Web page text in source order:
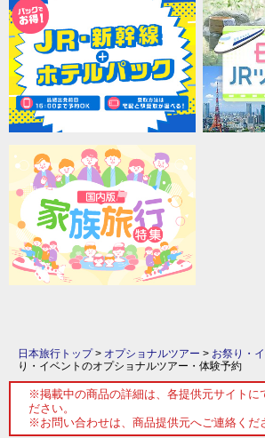
日本旅行トップ> オプショナルツアー > お祭り・
り・イベントのオプショナルツアー・体験予約
※掲載中の商品の詳細は、各提供元サイトに
ださい。
※お問い合わせは、商品提供元へご連絡くだ